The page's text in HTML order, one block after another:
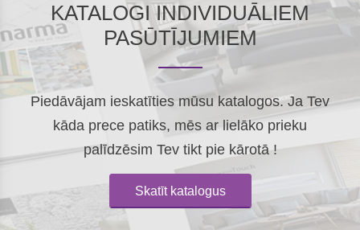
KATALOGI INDIVIDUĀLIEM
PASŪTĪJUMIEM
Piedāvājam ieskatīties mūsu katalogos. Ja Tev
kāda prece patiks, mēs ar lielāko prieku
palīdzēsim Tev tikt pie kārotā !
Skatīt katalogus